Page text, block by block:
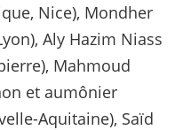
Nice), Mondher
Aly Hazim Niass
Mahmoud
et aumônier
Aquitaine), Saïd